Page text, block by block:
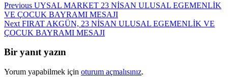
Previous UYSAL MARKET 23 NİSAN ULUSAL EGEMENLİK
VE ÇOCUK BAYRAMI MESAJI
Next FIRAT AKGÜN, 23 NİSAN ULUSAL EGEMENLİK VE
ÇOCUK BAYRAMI MESAJI
Bir yanıt yazın
Yorum yapabilmek için oturum açmalısınız.